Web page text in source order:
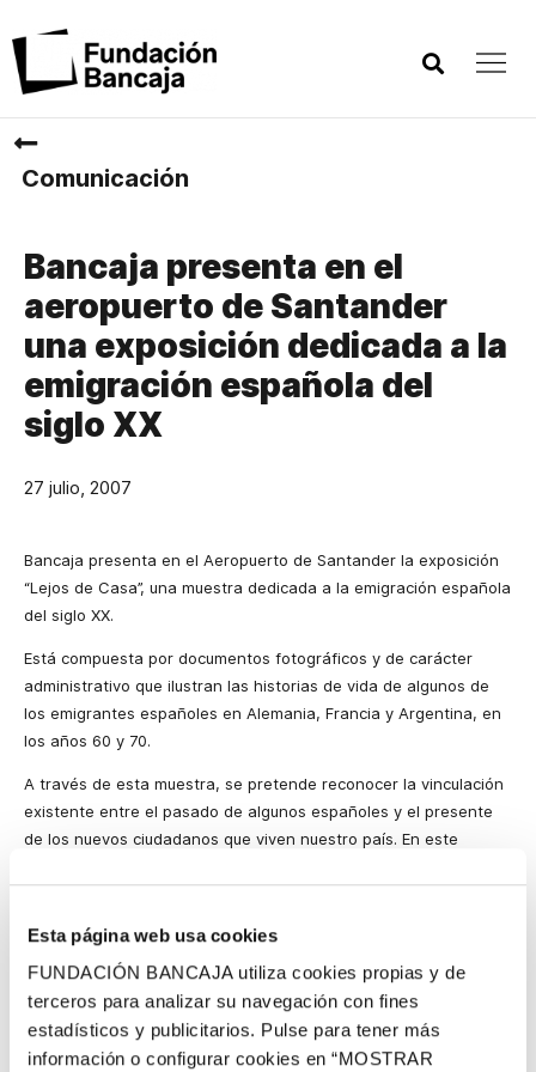
Esta página web usa cookies
FUNDACIÓN BANCAJA utiliza cookies propias y de
terceros para analizar su navegación con fines
estadísticos y publicitarios. Pulse para tener más
información o configurar cookies en “MOSTRAR
Comunicación
Bancaja presenta en el
aeropuerto de Santander
una exposición dedicada a la
emigración española del
siglo XX
27 julio, 2007
Bancaja presenta en el Aeropuerto de Santander la exposición
“Lejos de Casa”, una muestra dedicada a la emigración española
del siglo XX.
Está compuesta por documentos fotográficos y de carácter
administrativo que ilustran las historias de vida de algunos de
los emigrantes españoles en Alemania, Francia y Argentina, en
los años 60 y 70.
A través de esta muestra, se pretende reconocer la vinculación
existente entre el pasado de algunos españoles y el presente
de los nuevos ciudadanos que viven nuestro país. En este
los diferentes países: “La esperanza americana” (Argentina),
“Un paso doble” (Alemania), y “El éxodo hacia Francia”.
Las obras estarán expuestas desde el 27 de julio hasta el 10 de
septimebre de 2007 en el hall del Aeropuerto de Santander.